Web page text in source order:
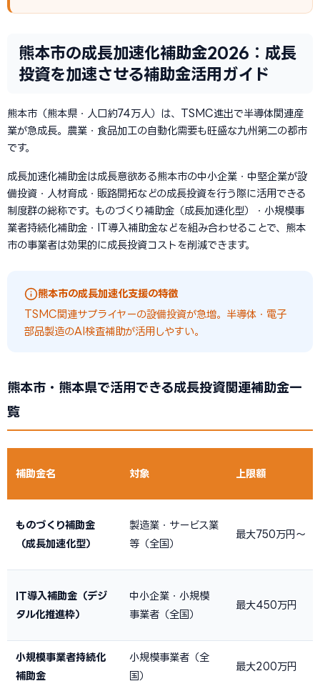
熊本市の成長加速化補助金2026：成長
投資を加速させる補助金活用ガイド
熊本市（熊本県・人口約74万人）は、TSMC進出で半導体関連産
業が急成長。農業・食品加工の自動化需要も旺盛な九州第二の都市
です。
成長加速化補助金は成長意欲ある熊本市の中小企業・中堅企業が設
備投資・人材育成・販路開拓などの成長投資を行う際に活用できる
制度群の総称です。ものづくり補助金（成長加速化型）・小規模事
業者持続化補助金・IT導入補助金などを組み合わせることで、熊本
市の事業者は効果的に成長投資コストを削減できます。
熊本市の成長加速化支援の特徴
TSMC関連サプライヤーの設備投資が急増。半導体・電子
部品製造のAI検査補助が活用しやすい。
熊本市・熊本県で活用できる成長投資関連補助金一
覧
補助金名 対象 上限額
ものづくり補助金
（成長加速化型）
製造業・サービス業
等（全国）
最大750万円〜
IT導入補助金（デジ
タル化推進枠）
中小企業・小規模
事業者（全国）
最大450万円
小規模事業者持続化
補助金
小規模事業者（全
国）
最大200万円